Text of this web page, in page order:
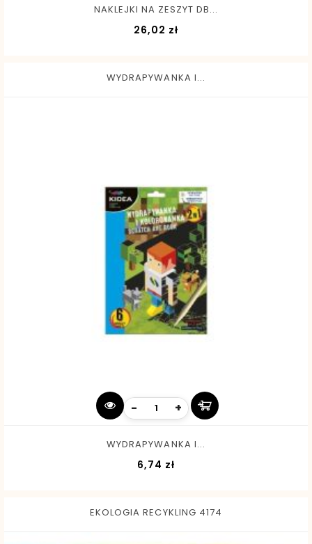
NAKLEJKI NA ZESZYT DB...
26,02 złCena
WYDRAPYWANKA I...
- +
WYDRAPYWANKA I...
6,74 złCena
EKOLOGIA RECYKLING 4174